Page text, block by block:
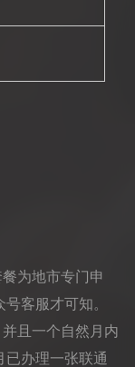
为地市专门申
客服才可知。
且一个自然月内
已办理一张联通